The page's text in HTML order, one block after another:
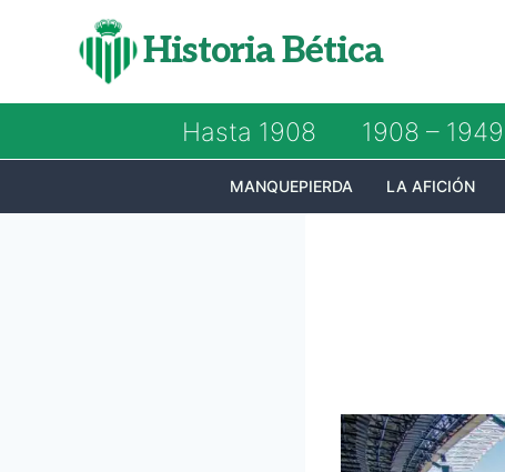
Historia Bética
Hasta 1908 1908 – 1949
MANQUEPIERDA LA AFICIÓN